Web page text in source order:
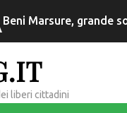
Beni Marsure, grande
liberi cittadini